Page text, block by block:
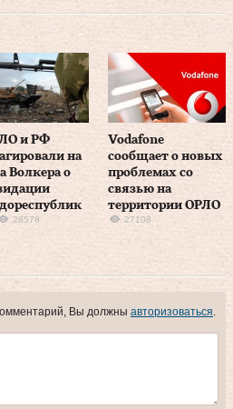
и РФ
на
Волкера о
28578
Vodafone
сообщает о новых
проблемах со
связью на
территории ОРЛО
27108
Вы должны авторизоваться.